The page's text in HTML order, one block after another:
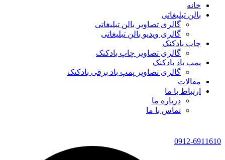
خانه
بالن تبلیغاتی
گالری تصاویر بالن تبلیغاتی
گالری ویدیو بالن تبلیغاتی
چاپ بادکنک
گالری تصاویر چاپ بادکنک
پمپ باد بادکنک
گالری تصاویر پمپ باد برقی بادکنک
مقالات
ارتباط با ما
درباره ما
تماس با ما
0912-6911610